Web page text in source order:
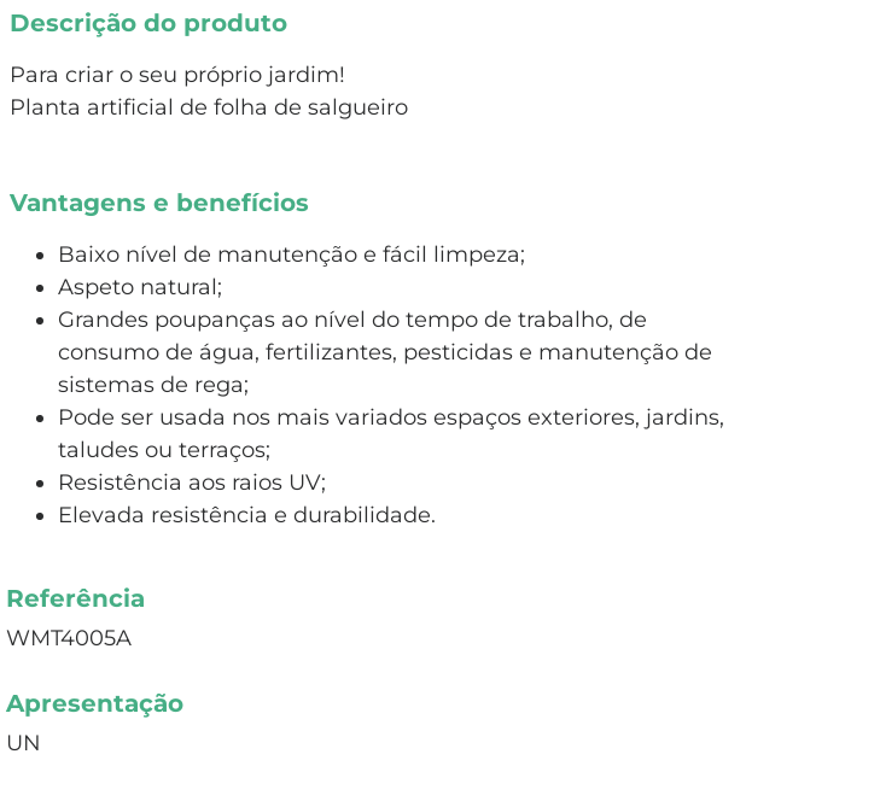
Descrição do produto
Para criar o seu próprio jardim!
Planta artificial de folha de salgueiro
Vantagens e benefícios
Baixo nível de manutenção e fácil limpeza;
Aspeto natural;
Grandes poupanças ao nível do tempo de trabalho, de
consumo de água, fertilizantes, pesticidas e manutenção de
sistemas de rega;
Pode ser usada nos mais variados espaços exteriores, jardins,
taludes ou terraços;
Resistência aos raios UV;
Elevada resistência e durabilidade.
Referência
WMT4005A
Apresentação
UN